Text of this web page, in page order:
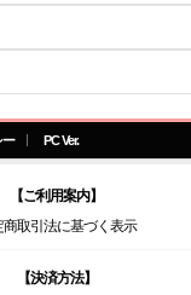
ー PC Ver.
【ご利用案内】
商取引法に基づく表示
【決済方法】